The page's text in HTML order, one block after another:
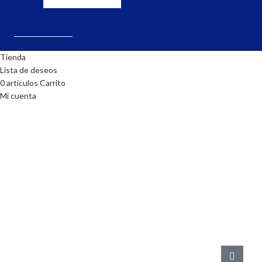
Tienda
Lista de deseos
0artículos Carrito
Mi cuenta